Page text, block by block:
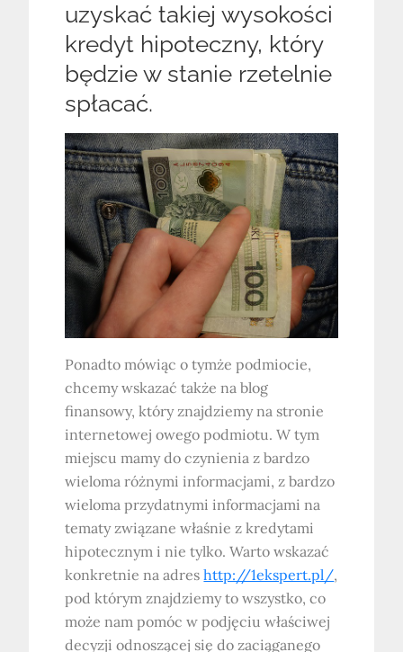
uzyskać takiej wysokości
kredyt hipoteczny, który
będzie w stanie rzetelnie
spłacać.
Ponadto mówiąc o tymże podmiocie,
chcemy wskazać także na blog
finansowy, który znajdziemy na stronie
internetowej owego podmiotu. W tym
miejscu mamy do czynienia z bardzo
wieloma różnymi informacjami, z bardzo
wieloma przydatnymi informacjami na
tematy związane właśnie z kredytami
hipotecznym i nie tylko. Warto wskazać
konkretnie na adreshttp://1ekspert.pl/,
pod którym znajdziemy to wszystko, co
może nam pomóc w podjęciu właściwej
decyzji odnoszącej się do zaciąganego